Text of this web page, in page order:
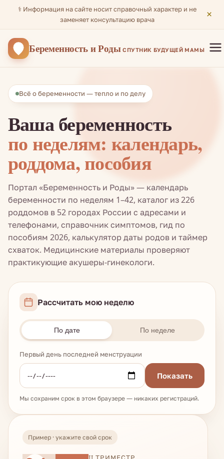
⚕️ Информация на сайте носит справочный характер и не
заменяет консультацию врача
×
Беременностьи Роды СПУТНИК БУДУЩЕЙ МАМЫ
Всё о беременности — тепло и по делу
Ваша беременность
по неделям: календарь,
роддома, пособия
Портал «Беременность и Роды» — календарь
беременности по неделям 1–42, каталог из 226
роддомов в 52 городах России с адресами и
телефонами, справочник симптомов, гид по
пособиям 2026, калькулятор даты родов и таймер
схваток. Медицинские материалы проверяют
практикующие акушеры-гинекологи.
Рассчитать мою неделю
По дате По неделе
Первый день последней менструации
Показать
Мы сохраним срок в этом браузере — никаких регистраций.
Пример · укажите свой срок